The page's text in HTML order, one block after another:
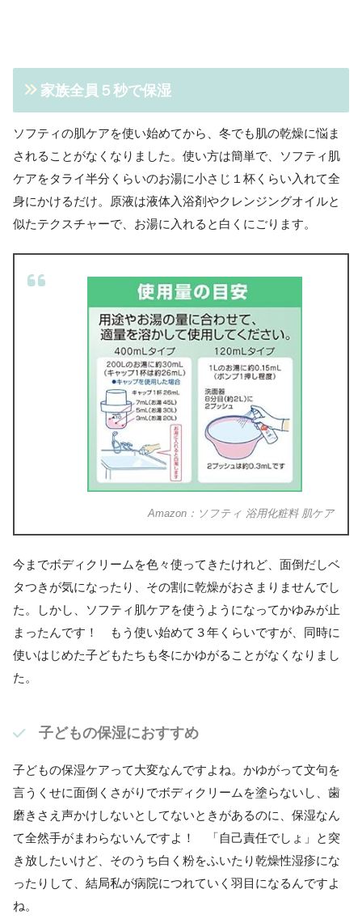
家族全員５秒で保湿
ソフティの肌ケアを使い始めてから、冬でも肌の乾燥に悩ま
されることがなくなりました。使い方は簡単で、ソフティ肌
ケアをタライ半分くらいのお湯に小さじ１杯くらい入れて全
身にかけるだけ。原液は液体入浴剤やクレンジングオイルと
似たテクスチャーで、お湯に入れると白くにごります。
Amazon：ソフティ 浴用化粧料 肌ケア
今までボディクリームを色々使ってきたけれど、面倒だしベ
タつきが気になったり、その割に乾燥がおさまりませんでし
た。しかし、ソフティ肌ケアを使うようになってかゆみが止
まったんです！ もう使い始めて３年くらいですが、同時に
使いはじめた子どもたちも冬にかゆがることがなくなりまし
た。
子どもの保湿におすすめ
子どもの保湿ケアって大変なんですよね。かゆがって文句を
言うくせに面倒くさがりでボディクリームを塗らないし、歯
磨きさえ声かけしないとしてないときがあるのに、保湿なん
て全然手がまわらないんですよ！ 「自己責任でしょ」と突
き放したいけど、そのうち白く粉をふいたり乾燥性湿疹にな
ったりして、結局私が病院につれていく羽目になるんですよ
ね。